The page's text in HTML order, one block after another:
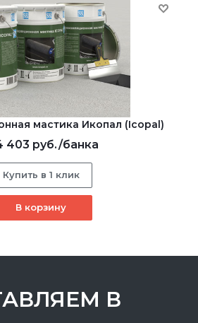
мастика Икопал (Icopal)
403 руб./банка
Купить в 1 клик
В корзину
В